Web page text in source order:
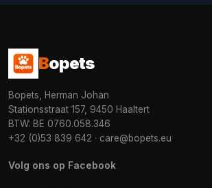
Bopets
Bopets, Herman Johan
Stationsstraat 157, 9450 Haaltert
BTW: BE 0760.058.346
+32 (0)53 839 642 · care@bopets.eu
Volg ons op Facebook